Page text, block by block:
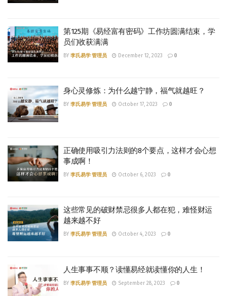
第125期《易经富有密码》工作坊圆满结束，学
员们收获满满
BY 李氏易学 管理员 December 12, 2023 0
身心灵修炼：为什么越宁静，福气就越旺？
BY 李氏易学 管理员 October 17, 2023 0
正确使用吸引力法则的8个要点，这样才会心想
事成啊！
BY 李氏易学 管理员 October 6, 2023 0
这些常见的破财禁忌很多人都在犯，难怪财运
越来越不好
BY 李氏易学 管理员 October 4, 2023 0
人生事事不顺？读懂易经就读懂你的人生！
BY 李氏易学 管理员 September 28, 2023 0